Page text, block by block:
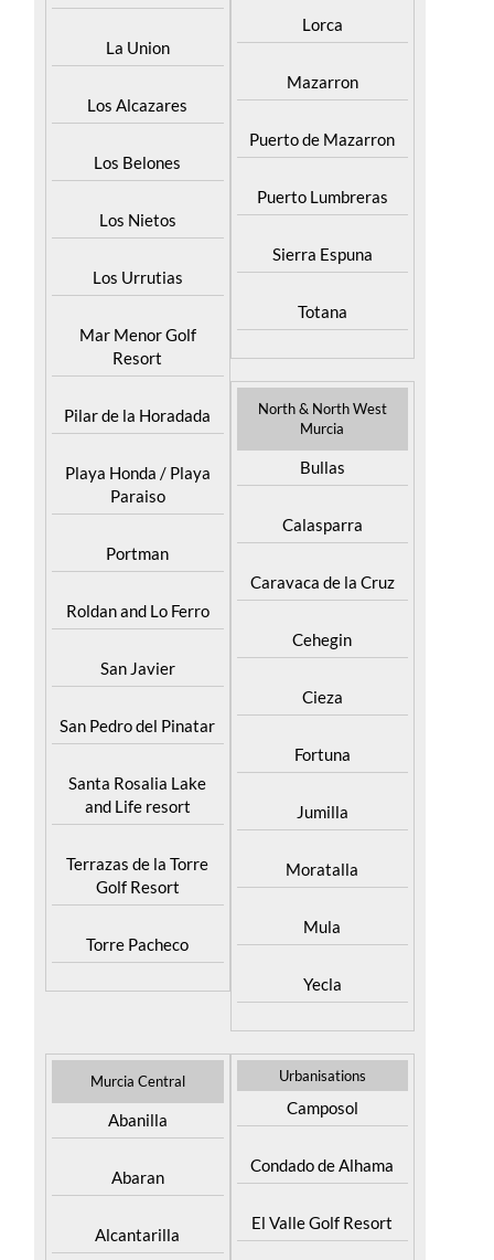
La Union
Los Alcazares
Los Belones
Los Nietos
Los Urrutias
Mar Menor Golf
Resort
Pilar de la Horadada
Playa Honda / Playa
Paraiso
Portman
Roldan and Lo Ferro
San Javier
San Pedro del Pinatar
Santa Rosalia Lake
and Life resort
Terrazas de la Torre
Golf Resort
Torre Pacheco
Lorca
Mazarron
Puerto de Mazarron
Puerto Lumbreras
Sierra Espuna
Totana
North & North West
Murcia
Bullas
Calasparra
Caravaca de la Cruz
Cehegin
Cieza
Fortuna
Jumilla
Moratalla
Mula
Yecla
Murcia Central
Abanilla
Abaran
Alcantarilla
Urbanisations
Camposol
Condado de Alhama
El Valle Golf Resort